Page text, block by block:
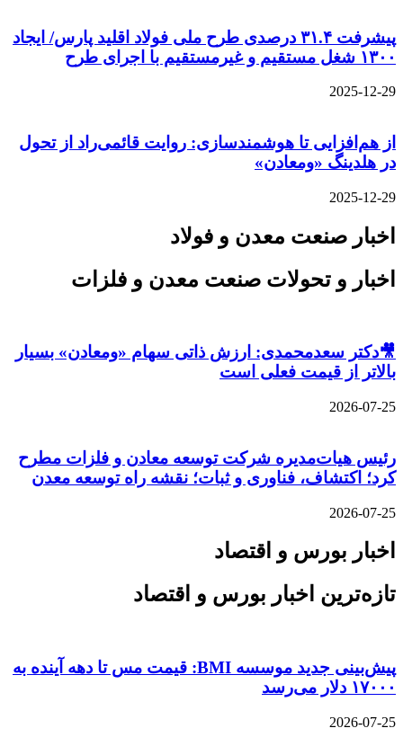
پیشرفت ۳۱.۴ درصدی طرح ملی فولاد اقلید پارس/ ایجاد
۱۳۰۰ شغل مستقیم و غیرمستقیم با اجرای طرح
2025-12-29
از هم‌افزایی تا هوشمندسازی: روایت قائمی‌راد از تحول
در هلدینگ «ومعادن»
2025-12-29
اخبار صنعت معدن و فولاد
اخبار و تحولات صنعت معدن و فلزات
🎥دکتر سعدمحمدی: ارزش ذاتی سهام «ومعادن» بسیار
بالاتر از قیمت فعلی است
2026-07-25
رئیس هیات‌مدیره شرکت توسعه معادن و فلزات مطرح
کرد؛ اکتشاف، فناوری و ثبات؛ نقشه راه توسعه معدن
2026-07-25
اخبار بورس و اقتصاد
تازه‌ترین اخبار بورس و اقتصاد
پیش‌بینی جدید موسسه BMI: قیمت مس تا دهه آینده به
۱۷۰۰۰ دلار می‌رسد
2026-07-25